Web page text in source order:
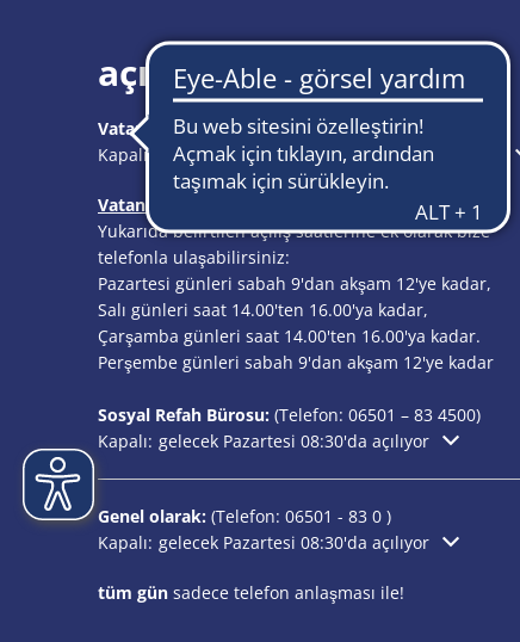
açılış saatleri
Vatandaşlık Ofisi: (Telefon: 06501 – 83 4100
Ek açılış veya kapanış saatlerini gizlemek için tıklayın
Kapalı: önümüzdeki Pazartesi saat 13.00'te açılıyor
Vatandaş Ofisinin telefon durumu:
Yukarıda belirtilen açılış saatlerine ek olarak bize
telefonla ulaşabilirsiniz:
Pazartesi günleri sabah 9'dan akşam 12'ye kadar,
Salı günleri saat 14.00'ten 16.00'ya kadar,
Çarşamba günleri saat 14.00'ten 16.00'ya kadar.
Perşembe günleri sabah 9'dan akşam 12'ye kadar
Sosyal Refah Bürosu: (Telefon: 06501 – 83 4500)
Ek açılış veya kapanış saatlerini gizlemek için tıklayın
Kapalı: gelecek Pazartesi 08:30'da açılıyor
Genel olarak: (Telefon: 06501 - 83 0 )
Ek açılış veya kapanış saatlerini gizlemek için tıklayın
Kapalı: gelecek Pazartesi 08:30'da açılıyor
tüm gün sadece telefon anlaşması ile!